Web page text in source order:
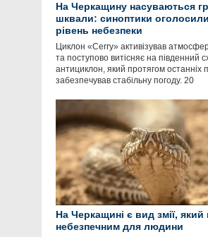
На Черкащину насуваються
шквали: синоптики
рівень небезпеки
Циклон «Cerry» активізував
та поступово витісняє на південний
антициклон, який протягом останніх
забезпечував стабільну погоду. 20
На Черкащині є вид змії,
небезпечним для людини